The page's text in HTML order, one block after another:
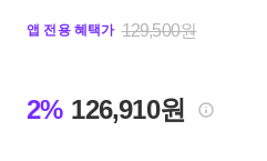
앱 전용 혜택가 129,500원
2% 126,910원